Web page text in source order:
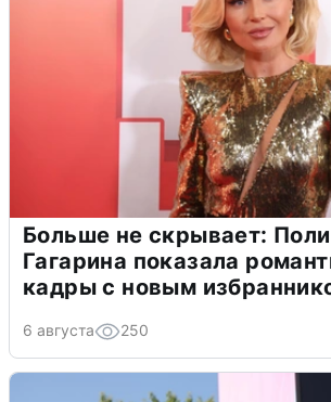
Больше не скрывает:
Гагарина показала
кадры с новым
6 августа 250